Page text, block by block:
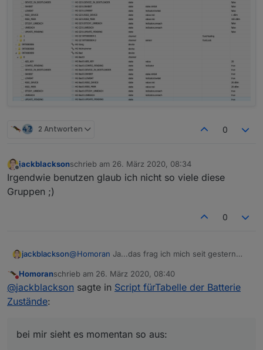
2 Antworten 0
Offline
jackblacksonschrieb am 26. März 2020, 08:34
zuletzt editiert von
Irgendwie benutzen glaub ich nicht so viele diese
Gruppen ;)
0
jackblackson@Homoran Ja...das frag ich mich seit gestern
Homematic neu gestartet, die Heizgruppe
gelöscht...aber bei mir sieht es momentan so
Nicht stören
Homoranschrieb am 26. März 2020, 08:40
zuletzt editiert von
@jackblackson sagte in Script fürTabelle der Batterie
Zustände:
bei mir sieht es momentan so aus: